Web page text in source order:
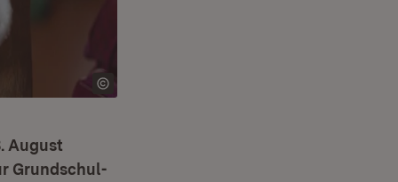
August
Grundschul-